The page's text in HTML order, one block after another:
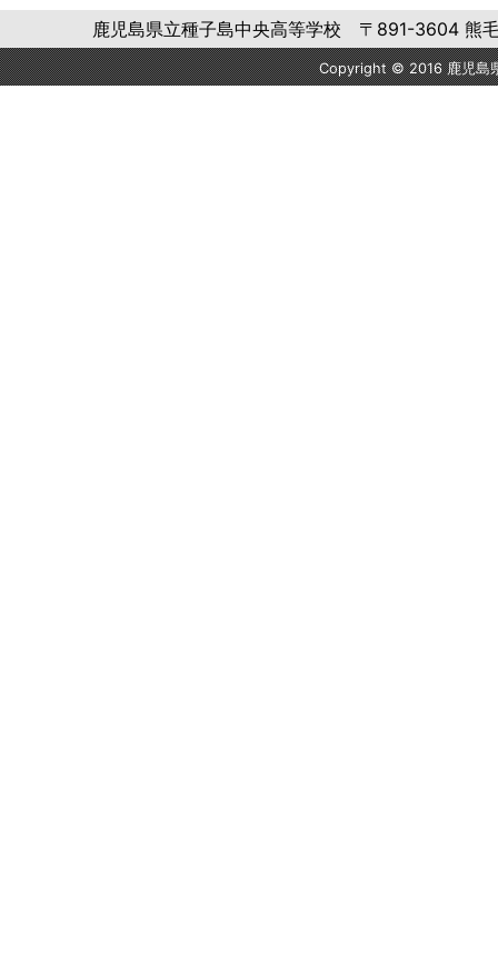
鹿児島県立種子島中央高等学校 〒891-3604
Copyright © 2016 鹿児島